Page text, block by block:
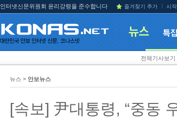
인터넷신문위원회 윤리강령을 준수합니다 즐겨찾기 추가 시
전체기사보기
뉴스 > 안보뉴스
[속보] 尹대통령, “중동